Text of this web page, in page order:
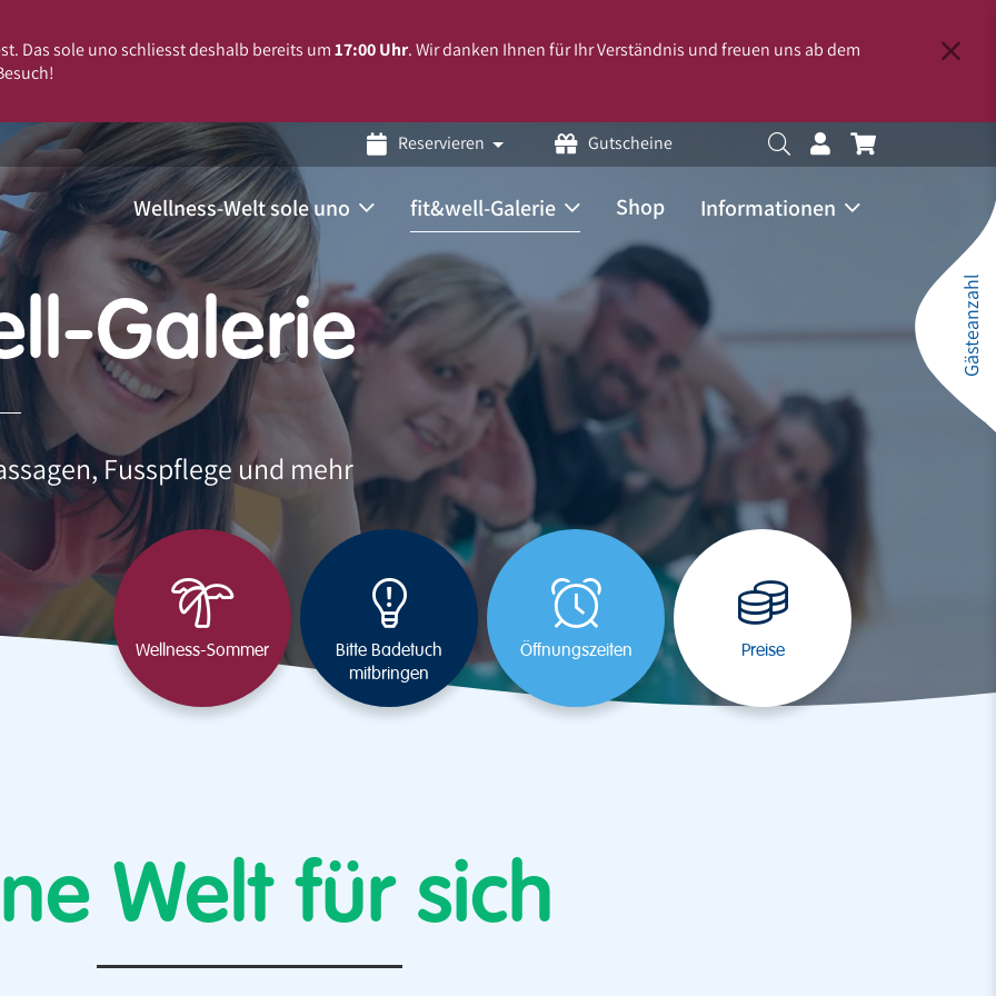
Das sole uno schliesst deshalb bereits um17:00 Uhr. Wir danken Ihnen für Ihr Verständnis und freuen uns ab dem
Reservieren Gutscheine
Wellness-Welt sole uno fit&well-Galerie Shop Informationen
Galerie
Fusspflege und mehr
Wellness-Sommer
Bitte Badetuch
mitbringen
Öffnungszeiten Preise
Welt für sich
Gästeanzahl